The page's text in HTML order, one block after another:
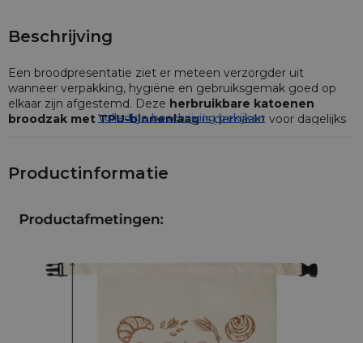
Beschrijving
Een broodpresentatie ziet er meteen verzorgder uit
wanneer verpakking, hygiëne en gebruiksgemak goed op
elkaar zijn afgestemd. Deze herbruikbare katoenen
broodzak met TPU-binnenlaagis gemaakt voor dagelijks
terwijl de natuurlijke katoenen buitenzijde zorgt voor een
rustige, ambachtelijke uitstraling.
Katoenen broodzak 32 x 42 cm met TPU-
katoenen broodzak van 32 x 42 cm
is een slimme
, terwijl de binnenzijde is voorzien van een
TPU-coating. Die combinatie maakt de zak geschikt
Volledige beschrijving bekijken
Productinformatie